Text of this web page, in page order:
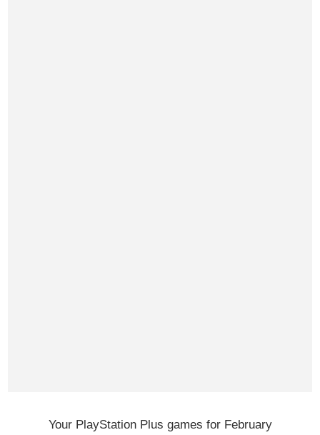
Your PlayStation Plus games for February